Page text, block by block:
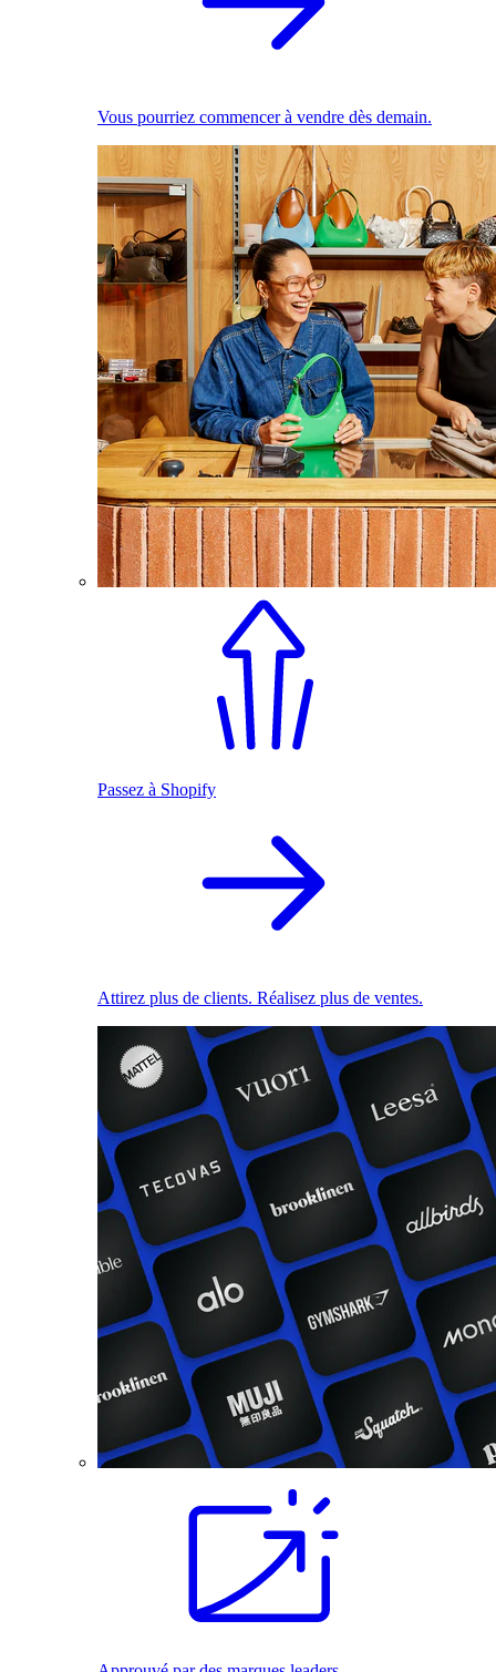
Vous pourriez commencer à vendre dès demain.
Passez à Shopify
Attirez plus de clients. Réalisez plus de ventes.